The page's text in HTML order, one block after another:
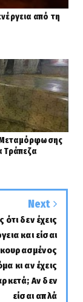
από τη
Μεταμόρφωσης
Τράπεζα
Next
ότι δεν έχεις
και είσαι
κι αν έχεις
Αν δεν
είσαι απλά